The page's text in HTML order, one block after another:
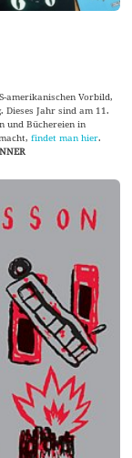
amerikanischen Vorbild,
Dieses Jahr sind am 11.
und Büchereien in
findet man hier.